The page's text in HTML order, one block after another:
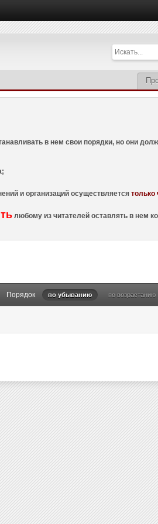
в нем свои порядки, но они
и организаций осуществляетсятолько
любому из читателей оставлять в нем
Порядок по убыванию по возрастанию